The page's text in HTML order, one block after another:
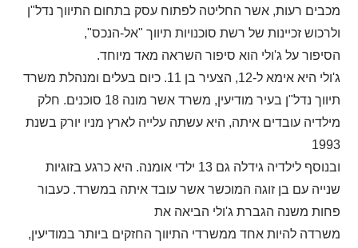
מכבים רעות, אשר החליטה לפתוח עסק בתחום התיווך נדל"ן
ולרכוש זכיינות של רשת סוכנויות תיווך "אל-הנכס",
הסיפור על ג'ולי הוא סיפור השראה מאד מיוחד.
ג'ולי היא אימא ל-12, הצעיר בן 11. כיום בעלים ומנהלת משרד
תיווך נדל"ן בעיר מודיעין, משרד אשר מונה 18 סוכנים. חלק
מילדיה עובדים איתה, היא עשתה עלייה לארץ מניו יורק בשנת
1993
ובנוסף לילדיה גידלה גם 13 ילדי אומנה. היא כרגע בזוגיות
שנייה עם בן זוגה המוכשר אשר עובד איתה במשרד. כעבור
פחות משנה הגברת ג'ולי הביאה את
משרדה להיות אחד ממשרדי התיווך החזקים ביותר במודיעין,